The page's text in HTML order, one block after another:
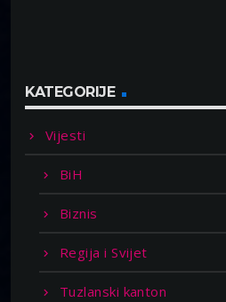
KATEGORIJE
Vijesti
BiH
Biznis
Regija i Svijet
Tuzlanski kanton